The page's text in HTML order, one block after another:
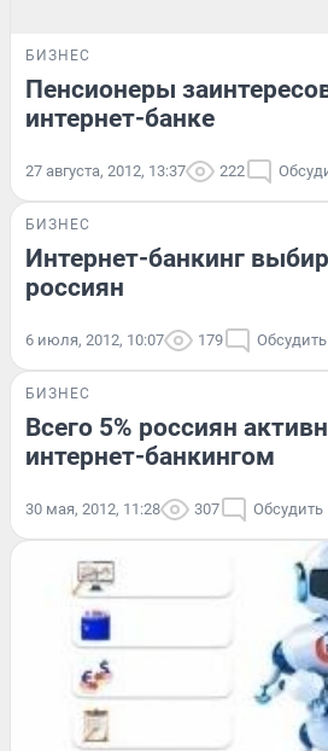
БИЗНЕС
Пенсионеры
интернет-банке
27 августа, 2012, 13:37 222
БИЗНЕС
Интернет-банкинг
россиян
6 июля, 2012, 10:07 179 Обсудить
БИЗНЕС
Всего 5% россиян
интернет-банкингом
30 мая, 2012, 11:28 307 Обсудить